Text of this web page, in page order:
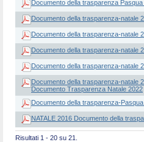
Documento della trasparenza
Documento della trasparenza-natale
Documento della trasparenza-natale
Documento della trasparenza-natale
Documento della trasparenza-natale
Documento della trasparenza-natale
Documento Trasparenza Natale 2022
Documento della trasparenza-
NATALE 2016 Documento della
Risultati 1 - 20 su 21.